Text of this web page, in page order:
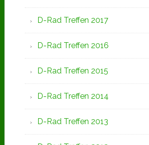
D-Rad Treffen 2017
D-Rad Treffen 2016
D-Rad Treffen 2015
D-Rad Treffen 2014
D-Rad Treffen 2013